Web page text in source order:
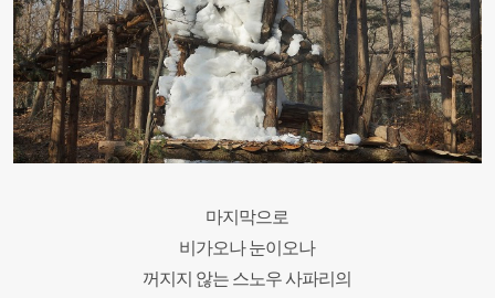
마지막으로
비가오나 눈이오나
꺼지지 않는 스노우 사파리의